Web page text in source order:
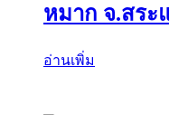
หมาก จ.สระ
อ่านเพิ่ม